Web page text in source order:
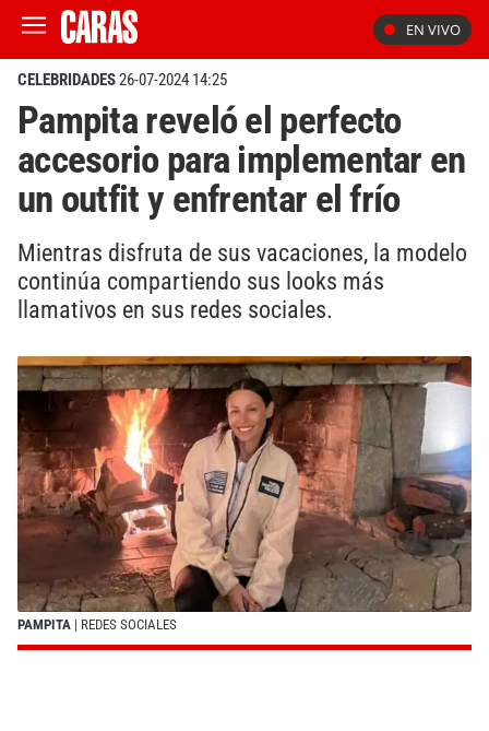
EN VIVO
CELEBRIDADES26-07-2024 14:25
Pampita reveló el perfecto
accesorio para implementar en
un outfit y enfrentar el frío
Mientras disfruta de sus vacaciones, la modelo
continúa compartiendo sus looks más
llamativos en sus redes sociales.
PAMPITA | REDES SOCIALES